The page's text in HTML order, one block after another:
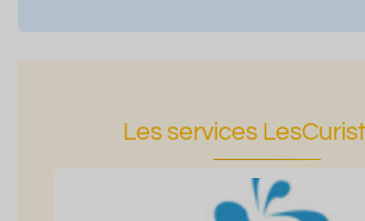
Les services